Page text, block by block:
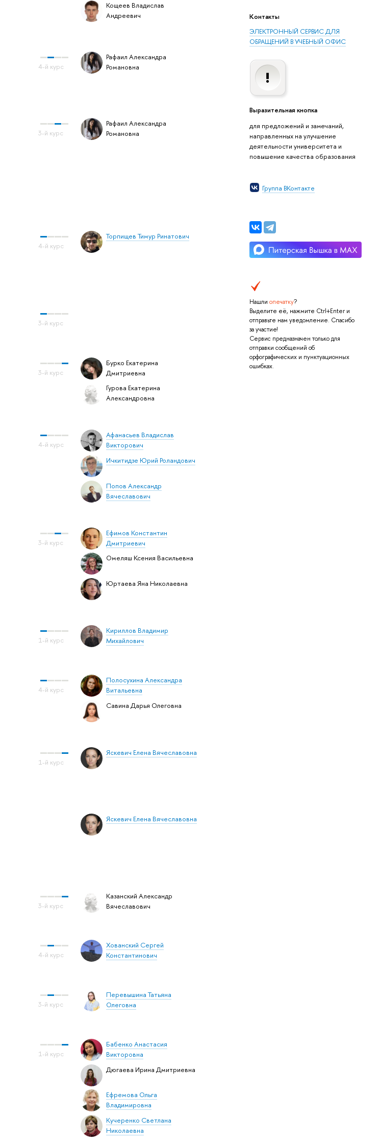
Контакты
ЭЛЕКТРОННЫЙ СЕРВИС ДЛЯ
ОБРАЩЕНИЙ В УЧЕБНЫЙ ОФИС
Выразительная кнопка
для предложений и замечаний,
направленных на улучшение
деятельности университета и
повышение качества образования
Группа ВКонтакте
Нашли опечатку?
Выделите её, нажмите Ctrl+Enter и
отправьте нам уведомление. Спасибо
за участие!
Сервис предназначен только для
отправки сообщений об
орфографических и пунктуационных
ошибках.
Кощеев Владислав
Андреевич
Рафаил Александра
Романовна
Рафаил Александра
Романовна
Торпищев Тимур Ринатович
Бурко Екатерина
Дмитриевна
Гурова Екатерина
Александровна
Афанасьев Владислав
Викторович
Ичкитидзе Юрий Роландович
Попов Александр
Вячеславович
Ефимов Константин
Дмитриевич
Омеляш Ксения Васильевна
Юртаева Яна Николаевна
Кириллов Владимир
Михайлович
Полосухина Александра
Витальевна
Савина Дарья Олеговна
Яскевич Елена Вячеславовна
Яскевич Елена Вячеславовна
Казанский Александр
Вячеславович
Хованский Сергей
Константинович
Перевышина Татьяна
Олеговна
Бабенко Анастасия
Викторовна
Дюгаева Ирина Дмитриевна
Ефремова Ольга
Владимировна
Кучеренко Светлана
Николаевна